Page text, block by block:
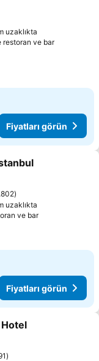
ekle
uzaklıkta
restoran ve barFiyatları
Fiyatları görün
ekle
uzaklıkta
ve barFiyatları
Fiyatları görün
ekle